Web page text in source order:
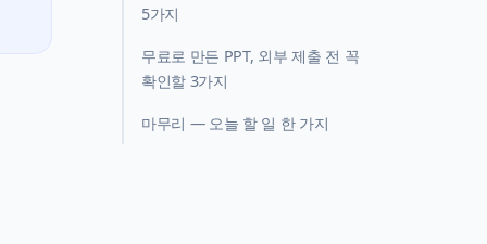
5가지
무료로 만든 PPT, 외부 제출 전 꼭
확인할 3가지
마무리 — 오늘 할 일 한 가지